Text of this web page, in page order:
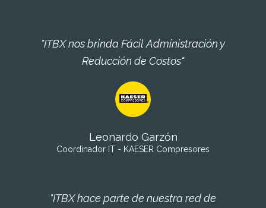
"ITBX nos brinda Fácil Administración y
Reducción de Costos"
Leonardo Garzón
Coordinador IT - KAESER Compresores
"ITBX hace parte de nuestra red de